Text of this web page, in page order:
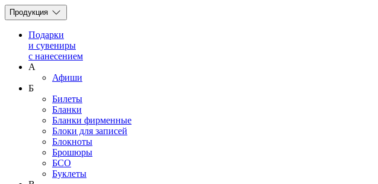
Продукция
Подарки
и сувениры
с нанесением
А
Афиши
Б
Билеты
Бланки
Бланки фирменные
Блоки для записей
Блокноты
Брошюры
БСО
Буклеты